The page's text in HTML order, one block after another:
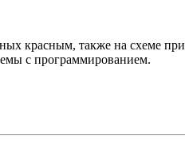
красным, также на схеме
с программированием.